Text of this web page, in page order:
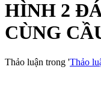
HÌNH 2
CÙNG
Thảo luận trong 'Thảo